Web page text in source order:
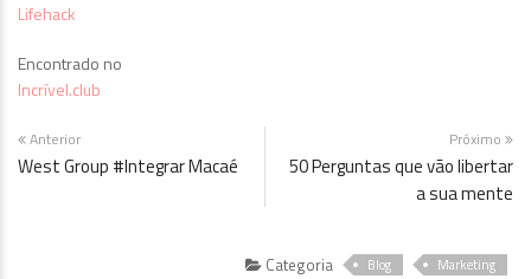
Lifehack
Encontrado no
Incrível.club
Anterior
West Group #Integrar Macaé
Próximo
50 Perguntas que vão libertar
a sua mente
Categoria Blog Marketing